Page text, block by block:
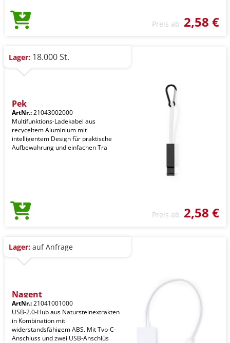
Preis ab 2,58 €
Lager: 18.000 St.
Pek
ArtNr.:21043002000
Multifunktions-Ladekabel aus
recyceltem Aluminium mit
intelligentem Design für praktische
Aufbewahrung und einfachen Tra
Preis ab 2,58 €
Lager: auf Anfrage
Nagent
ArtNr.:21041001000
USB-2.0-Hub aus Natursteinextrakten
in Kombination mit
widerstandsfähigem ABS. Mit Typ-C-
Anschluss und zwei USB-Anschlüs